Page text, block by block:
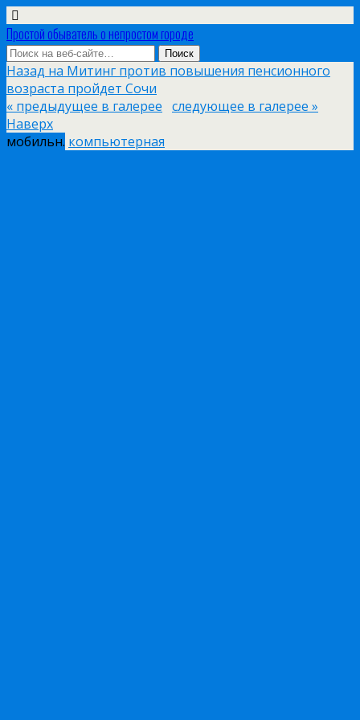
Простой обыватель о непростом городе
Назад на Митинг против повышения пенсионного
возраста пройдет Сочи
« предыдущее в галерее следующее в галерее »
Наверх
мобильн. компьютерная